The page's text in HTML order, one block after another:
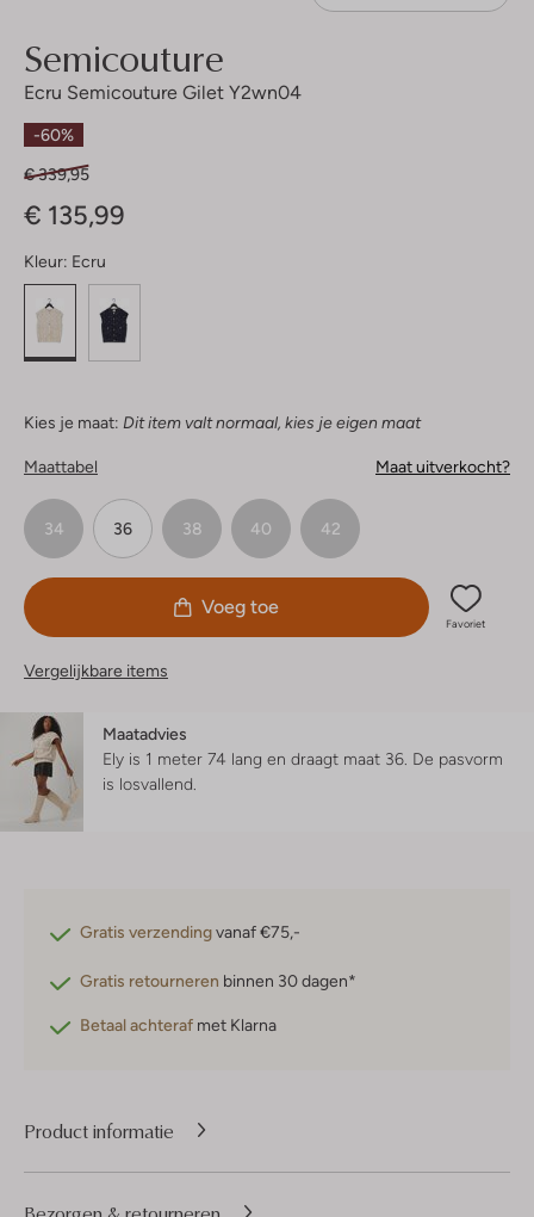
Semicouture
Ecru Semicouture Gilet Y2wn04
-60%
€ 339,95
€ 135,99
Kleur: Ecru
Kies je maat: Dit item valt normaal, kies je eigen maat
Maattabel Maat uitverkocht?
34 36 38 40 42
Voeg toe
Favoriet
Vergelijkbare items
Maatadvies
Ely is 1 meter 74 lang en draagt maat 36. De pasvorm
is losvallend
Gratis verzendingvanaf €75,-
Gratis retourneren binnen 30 dagen*
Betaal achteraf met Klarna
Product informatie